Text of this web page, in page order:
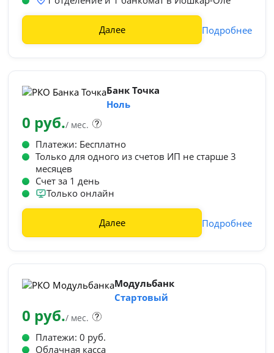
Далее Подробнее
Банк Точка
Ноль
0 руб./ мес.
Платежи: Бесплатно
Только для одного из счетов ИП не старше 3
месяцев
Счет за 1 день
Только онлайн
Далее Подробнее
Модульбанк
Стартовый
0 руб./ мес.
Платежи: 0 руб.
Облачная касса